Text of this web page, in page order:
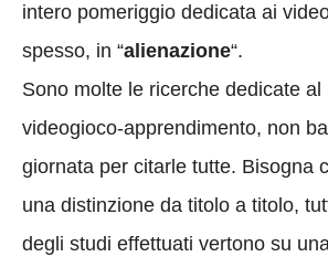
intero pomeriggio dedicata ai
spesso, in “alienazione“.
Sono molte le ricerche dedicate al
videogioco-apprendimento, non
giornata per citarle tutte. Bisogna
una distinzione da titolo a titolo,
degli studi effettuati vertono su